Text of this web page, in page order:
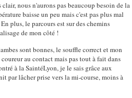
nous n'aurons pas beaucoup besoin de la
baisse un peu mais c'est pas plus mal
plus, le parcours est sur des chemins
de mon côté !
sont bonnes, le souffle correct et mon
au contact mais pas tout à fait dans
à la SaintéLyon, je le sais grâce aux
par lâcher prise vers la mi-course, moins à